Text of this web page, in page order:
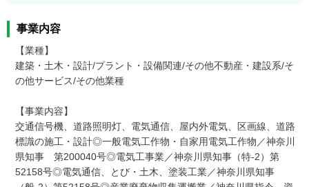
事業内容
【業種】
建築・土木・設計/プラント・設備関連/その他不動産・建設系/そ
の他サービス/その他業種
【事業内容】
交通信号機、道路照明灯、電気通信、屋内外電気、区画線、道路
標識の施工・設計◎一般電気工作物・自家用電気工作物／神奈川
県知事　第200040号◎電気工事業／神奈川県知事（特-2）第
52158号◎電気通信、とび・土木、塗装工業／神奈川県知事